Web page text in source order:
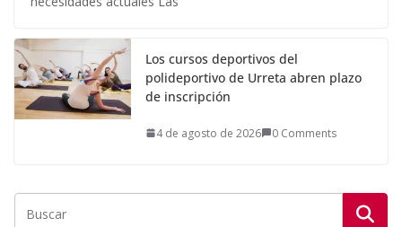
Los cursos deportivos del
polideportivo de Urreta abren plazo
de inscripción
4 de agosto de 2026 0 Comments